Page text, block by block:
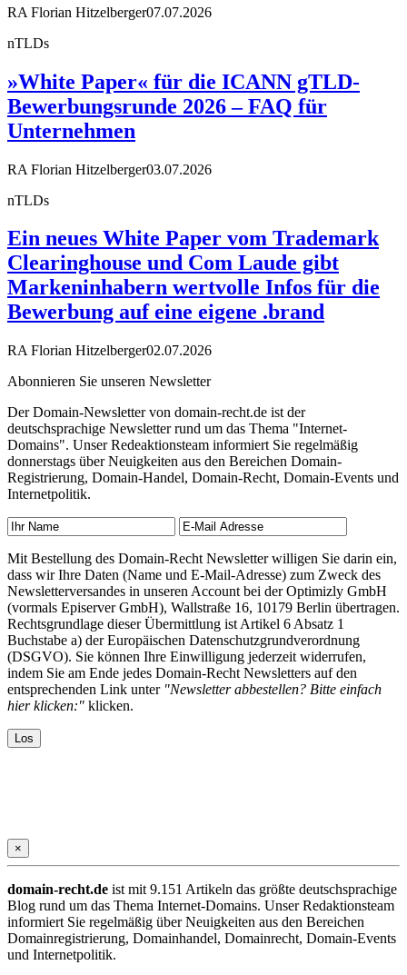
RA Florian Hitzelberger07.07.2026
nTLDs
»White Paper« für die ICANN gTLD-
Bewerbungsrunde 2026 – FAQ für
Unternehmen
RA Florian Hitzelberger03.07.2026
nTLDs
Ein neues White Paper vom Trademark
Clearinghouse und Com Laude gibt
Markeninhabern wertvolle Infos für die
Bewerbung auf eine eigene .brand
RA Florian Hitzelberger02.07.2026
Abonnieren Sie unseren Newsletter
Der Domain-Newsletter von domain-recht.de ist der
deutschsprachige Newsletter rund um das Thema "Internet-
Domains". Unser Redeaktionsteam informiert Sie regelmäßig
donnerstags über Neuigkeiten aus den Bereichen Domain-
Registrierung, Domain-Handel, Domain-Recht, Domain-Events und
Internetpolitik.
Mit Bestellung des Domain-Recht Newsletter willigen Sie darin ein,
dass wir Ihre Daten (Name und E-Mail-Adresse) zum Zweck des
Newsletterversandes in unseren Account bei der Optimizly GmbH
(vormals Episerver GmbH), Wallstraße 16, 10179 Berlin übertragen.
Rechtsgrundlage dieser Übermittlung ist Artikel 6 Absatz 1
Buchstabe a) der Europäischen Datenschutzgrundverordnung
(DSGVO). Sie können Ihre Einwilligung jederzeit widerrufen,
indem Sie am Ende jedes Domain-Recht Newsletters auf den
entsprechenden Link unter "Newsletter abbestellen? Bitte einfach
hier klicken:" klicken.
×
domain-recht.de ist mit 9.151 Artikeln das größte deutschsprachige
Blog rund um das Thema Internet-Domains. Unser Redaktionsteam
informiert Sie regelmäßig über Neuigkeiten aus den Bereichen
Domainregistrierung, Domainhandel, Domainrecht, Domain-Events
und Internetpolitik.